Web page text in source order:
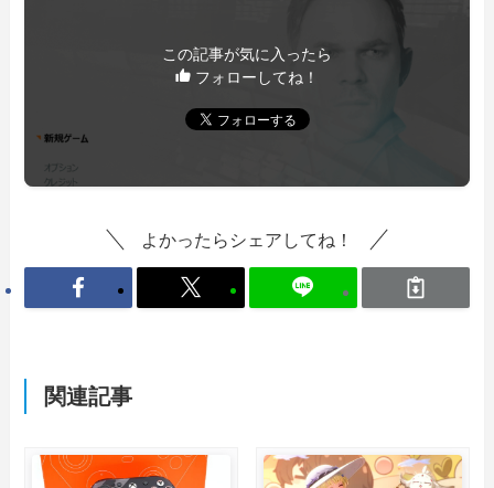
この記事が気に入ったら
フォローしてね！
よかったらシェアしてね！
関連記事